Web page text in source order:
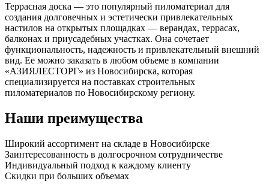
Террасная доска — это популярный пиломатериал для
создания долговечных и эстетически привлекательных
настилов на открытых площадках — верандах, террасах,
балконах и приусадебных участках. Она сочетает
функциональность, надежность и привлекательный внешний
вид. Ее можно заказать в любом объеме в компании
«АЗИЯЛЕСТОРГ» из Новосибирска, которая
специализируется на поставках строительных
пиломатериалов по Новосибирскому региону.
Наши преимущества
Широкий ассортимент на складе в Новосибирске
Заинтересованность в долгосрочном сотрудничестве
Индивидуальный подход к каждому клиенту
Скидки при больших объемах